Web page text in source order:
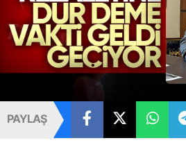
PAYLAŞ